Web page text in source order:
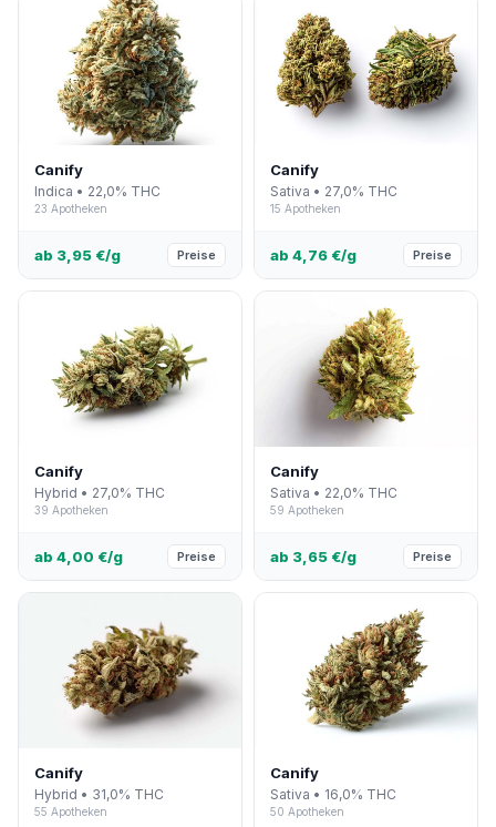
Canify
Indica • 22,0% THC
23 Apotheken
ab 3,95 €/g Preise
Canify
Sativa • 27,0% THC
15 Apotheken
ab 4,76 €/g Preise
Canify
Hybrid • 27,0% THC
39 Apotheken
ab 4,00 €/g Preise
Canify
Sativa • 22,0% THC
59 Apotheken
ab 3,65 €/g Preise
Canify
Hybrid • 31,0% THC
55 Apotheken
Canify
Sativa • 16,0% THC
50 Apotheken